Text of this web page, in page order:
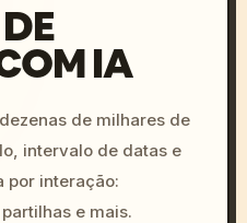
IA
de milhares de
intervalo de datas e
por interação:
e mais.